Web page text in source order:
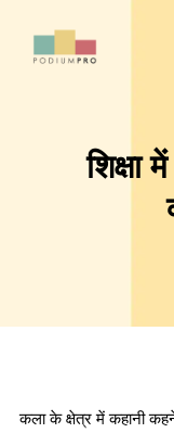
content
कला के क्षेत्र में कहानी